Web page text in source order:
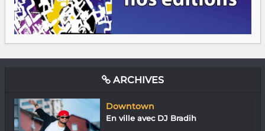
ARCHIVES
Downtown
En ville avec DJ Bradih